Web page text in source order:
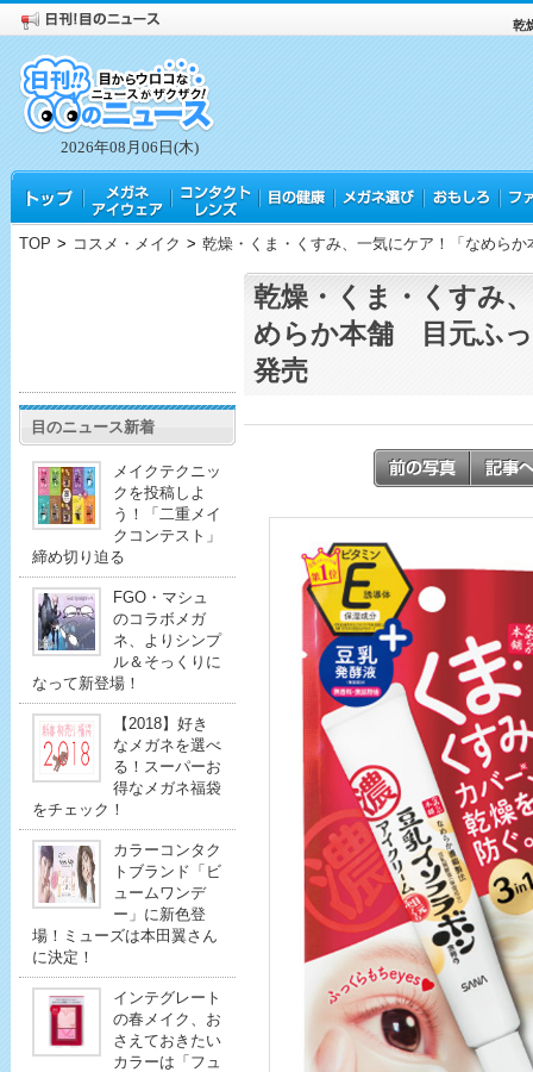
2026年08月06日(木)
乾
TOP > コスメ・メイク > 乾燥・くま・くすみ、一気にケア！「なめら
目のニュース新着
メイクテクニッ
クを投稿しよ
う！「二重メイ
クコンテスト」
締め切り迫る
FGO・マシュ
のコラボメガ
ネ、よりシンプ
ル＆そっくりに
なって新登場！
【2018】好き
なメガネを選べ
る！スーパーお
得なメガネ福袋
をチェック！
カラーコンタク
トブランド「ビ
ュームワンデ
ー」に新色登
場！ミューズは本田翼さん
に決定！
インテグレート
の春メイク、お
さえておきたい
カラーは「フュ
乾燥・くま・くすみ
めらか本舗 目元ふ
発売